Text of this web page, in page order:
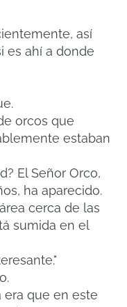
así
es ahí a donde
orcos que
estaban
El Señor Orco,
ha aparecido.
cerca de las
sumida en el
era que en este